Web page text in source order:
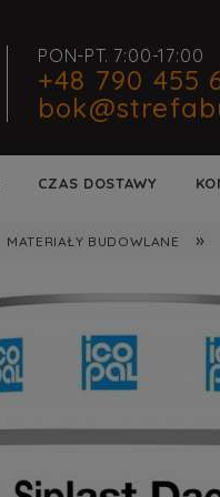
PON-PT. 7:00-17:00
+48 790 455
CZAS DOSTAWY
MATERIAŁY BUDOWLANE »